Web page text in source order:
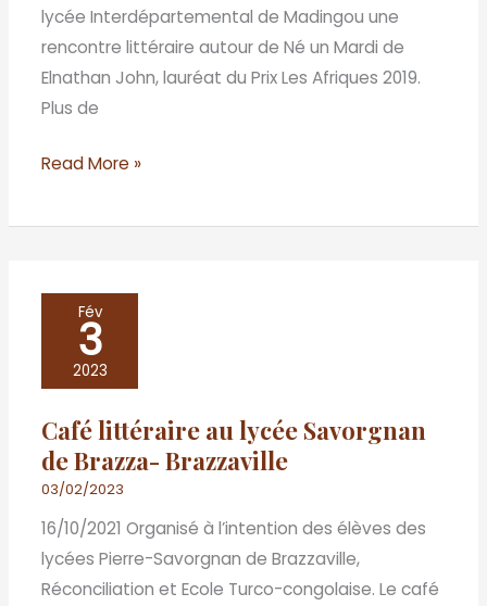
lycée Interdépartemental de Madingou une
rencontre littéraire autour de Né un Mardi de
Elnathan John, lauréat du Prix Les Afriques 2019.
Plus de
Read More »
Fév
3
2023
Café littéraire au lycée Savorgnan
de Brazza- Brazzaville
03/02/2023
16/10/2021 Organisé à l’intention des élèves des
lycées Pierre-Savorgnan de Brazzaville,
Réconciliation et Ecole Turco-congolaise. Le café
Café
littéraire
Savorgnan
de
Brazza-
Brazzaville